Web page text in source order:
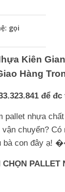
gọi
Kiên
Hàng
để
pallet nhựa
chuyển? Có
bà con đây ạ!
PALLET